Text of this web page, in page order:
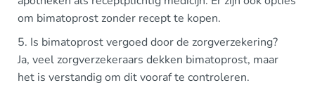
om bimatoprost zonder recept te kopen.
5. Is bimatoprost vergoed door de zorgverzekering?
Ja, veel zorgverzekeraars dekken bimatoprost, maar
het is verstandig om dit vooraf te controleren.